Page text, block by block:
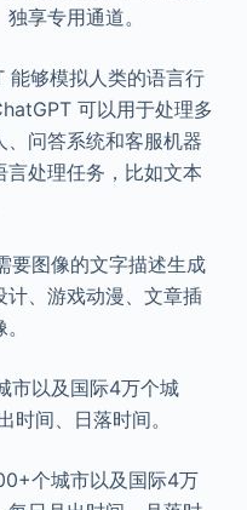
享专用通道。
能够模拟人类的语言行
可以用于处理多
问答系统和客服机器
言处理任务，比如文本
要图像的文字描述生成
计、游戏动漫、文章插
市以及国际4万个城
间、日落时间。
个城市以及国际4万